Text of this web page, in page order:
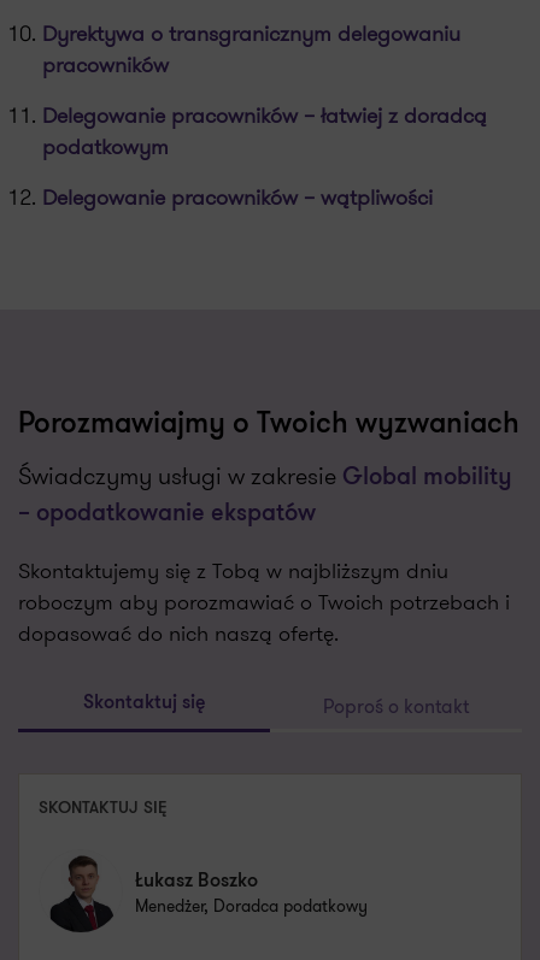
Dyrektywa o transgranicznym delegowaniu
pracowników
Delegowanie pracowników – łatwiej z doradcą
podatkowym
Delegowanie pracowników – wątpliwości
Porozmawiajmy o Twoich wyzwaniach
Świadczymy usługi w zakresie Global mobility
– opodatkowanie ekspatów
Skontaktujemy się z Tobą w najbliższym dniu
roboczym aby porozmawiać o Twoich potrzebach i
dopasować do nich naszą ofertę.
Skontaktuj się Poproś o kontakt
SKONTAKTUJ SIĘ
Łukasz Boszko
Menedżer, Doradca podatkowy